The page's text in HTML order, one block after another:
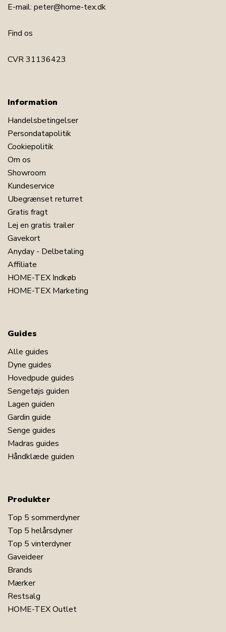
E-mail: peter@home-tex.dk
Find os
CVR 31136423
Information
Handelsbetingelser
Persondatapolitik
Cookiepolitik
Om os
Showroom
Kundeservice
Ubegrænset returret
Gratis fragt
Lej en gratis trailer
Gavekort
Anyday - Delbetaling
Affiliate
HOME-TEX Indkøb
HOME-TEX Marketing
Guides
Alle guides
Dyne guides
Hovedpude guides
Sengetøjs guiden
Lagen guiden
Gardin guide
Senge guides
Madras guides
Håndklæde guiden
Produkter
Top 5 sommerdyner
Top 5 helårsdyner
Top 5 vinterdyner
Gaveideer
Brands
Mærker
Restsalg
HOME-TEX Outlet